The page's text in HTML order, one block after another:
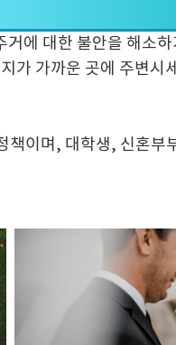
에 대한 불안을 해소하
가 가까운 곳에 주변시
책이며, 대학생, 신혼부